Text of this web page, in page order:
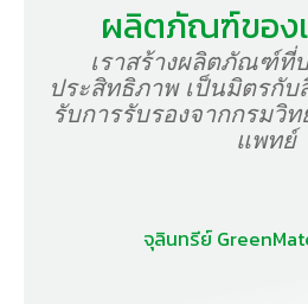
ผลิตภัณฑ์ของ
เราสร้างผลิตภัณฑ์ที่
ประสิทธิภาพ เป็นมิตรกับ
รับการรับรองจากกรมวิ
แพทย์
จุลินทรีย์